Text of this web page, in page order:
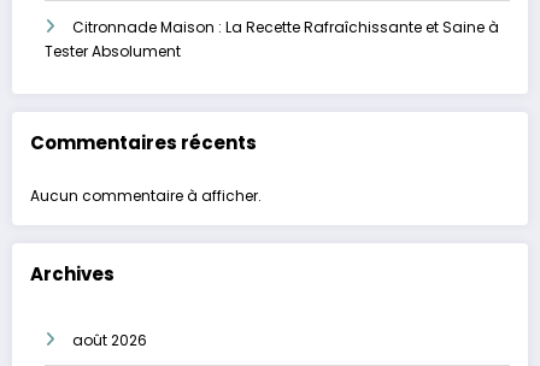
Citronnade Maison : La Recette Rafraîchissante et Saine à
Tester Absolument
Commentaires récents
Aucun commentaire à afficher.
Archives
août 2026